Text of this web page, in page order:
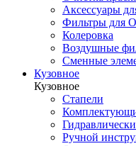
Аксессуары
Фильтры для
Колеровка
Воздушные
Сменные
Кузовное
Кузовное
Стапели
Ручной